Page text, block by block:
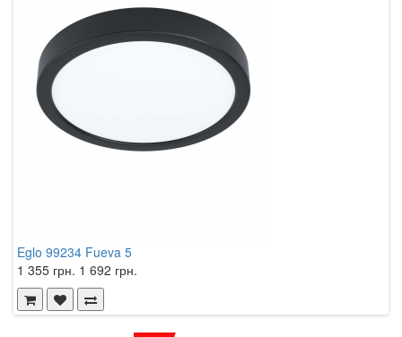
Eglo 99234 Fueva 5
1 355 грн. 1 692 грн.